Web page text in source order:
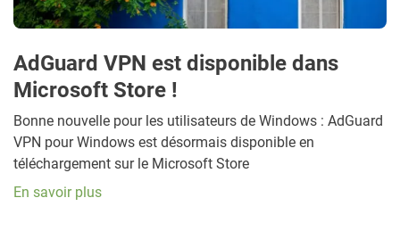
AdGuard VPN est disponible dans
Microsoft Store !
Bonne nouvelle pour les utilisateurs de Windows : AdGuard
VPN pour Windows est désormais disponible en
téléchargement sur le Microsoft Store
En savoir plus